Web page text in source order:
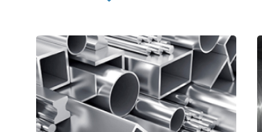
Катанка
Шестигранник
Полособульб
Полукруг
Шпунт Ларсена